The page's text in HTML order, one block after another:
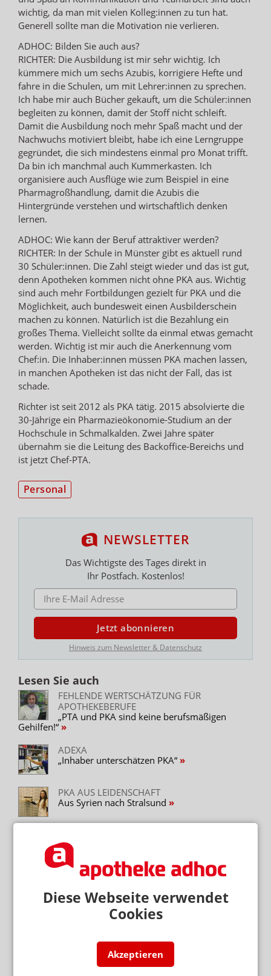
Diese Webseite verwendet
Cookies
Akzeptieren
wichtig, da man mit vielen Kolleg:innen zu tun hat.
Generell sollte man die Motivation nie verlieren.
ADHOC: Bilden Sie auch aus?
RICHTER: Die Ausbildung ist mir sehr wichtig. Ich
kümmere mich um sechs Azubis, korrigiere Hefte und
fahre in die Schulen, um mit Lehrer:innen zu sprechen.
Ich habe mir auch Bücher gekauft, um die Schüler:innen
begleiten zu können, damit der Stoff nicht schleift.
Damit die Ausbildung noch mehr Spaß macht und der
Nachwuchs motiviert bleibt, habe ich eine Lerngruppe
gegründet, die sich mindestens einmal pro Monat trifft.
Da bin ich manchmal auch Kummerkasten. Ich
organisiere auch Ausflüge wie zum Beispiel in eine
Pharmagroßhandlung, damit die Azubis die
Hintergründe verstehen und wirtschaftlich denken
lernen.
ADHOC: Wie kann der Beruf attraktiver werden?
RICHTER: In der Schule in Münster gibt es aktuell rund
30 Schüler:innen. Die Zahl steigt wieder und das ist gut,
denn Apotheken kommen nicht ohne PKA aus. Wichtig
sind auch mehr Fortbildungen gezielt für PKA und die
Möglichkeit, auch bundesweit einen Ausbilderschein
machen zu können. Natürlich ist die Bezahlung ein
großes Thema. Vielleicht sollte da einmal etwas gemacht
werden. Wichtig ist mir auch die Anerkennung vom
Chef:in. Die Inhaber:innen müssen PKA machen lassen,
in manchen Apotheken ist das nicht der Fall, das ist
schade.
Richter ist seit 2012 als PKA tätig. 2015 absolvierte die
30-Jährige ein Pharmazieökonomie-Studium an der
Hochschule in Schmalkalden. Zwei Jahre später
übernahm sie die Leitung des Backoffice-Bereichs und
ist jetzt Chef-PTA.
Personal
NEWSLETTER
Das Wichtigste des Tages direkt in
Ihr Postfach. Kostenlos!
E-MAIL ADRESSE
Jetzt abonnieren
Hinweis zum Newsletter & Datenschutz
Lesen Sie auch
FEHLENDE WERTSCHÄTZUNG FÜR
APOTHEKEBERUFE
„PTA und PKA sind keine berufsmäßigen
Gehilfen!“
ADEXA
„Inhaber unterschätzen PKA“
PKA AUS LEIDENSCHAFT
Aus Syrien nach Stralsund
Lieber Zugbegleiter als PKA
Neuere Artikel zum Thema
„WENN DAS BACKOFFICE NICHT
FUNKTIONIERT, BLEIBT VIEL GELD LIEGEN“
AUFGRUND VON MANGEL
PKA 2.0: Apotheke konzipiert eigene